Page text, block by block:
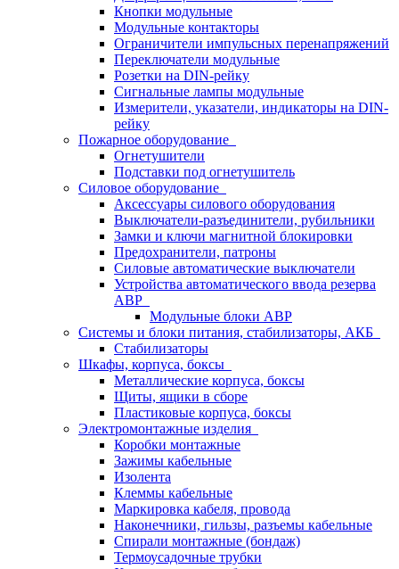
Кнопки модульные
Модульные контакторы
Ограничители импульсных перенапряжений
Переключатели модульные
Розетки на DIN-рейку
Сигнальные лампы модульные
Измерители, указатели, индикаторы на DIN-
рейку
Пожарное оборудование
Огнетушители
Подставки под огнетушитель
Силовое оборудование
Аксессуары силового оборудования
Выключатели-разъединители, рубильники
Замки и ключи магнитной блокировки
Предохранители, патроны
Силовые автоматические выключатели
Устройства автоматического ввода резерва
АВР
Модульные блоки АВР
Системы и блоки питания, стабилизаторы, АКБ
Стабилизаторы
Шкафы, корпуса, боксы
Металлические корпуса, боксы
Щиты, ящики в сборе
Пластиковые корпуса, боксы
Электромонтажные изделия
Коробки монтажные
Зажимы кабельные
Изолента
Клеммы кабельные
Маркировка кабеля, провода
Наконечники, гильзы, разъемы кабельные
Спирали монтажные (бондаж)
Термоусадочные трубки